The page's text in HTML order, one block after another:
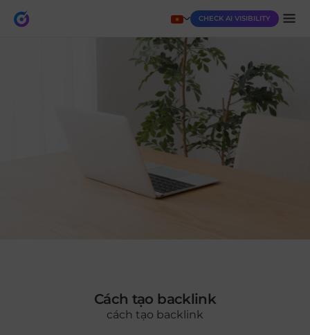
CHECK AI VISIBILITY
cách tạo backlink
cách tạo backlink